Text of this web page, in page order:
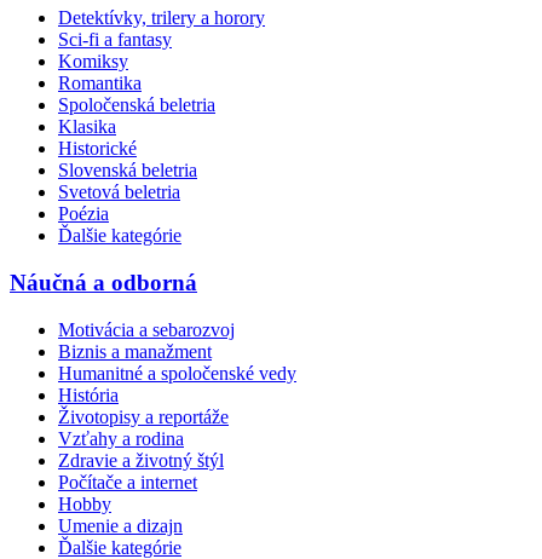
Detektívky, trilery a horory
Sci-fi a fantasy
Komiksy
Romantika
Spoločenská beletria
Klasika
Historické
Slovenská beletria
Svetová beletria
Poézia
Ďalšie kategórie
Náučná a odborná
Motivácia a sebarozvoj
Biznis a manažment
Humanitné a spoločenské vedy
História
Životopisy a reportáže
Vzťahy a rodina
Zdravie a životný štýl
Počítače a internet
Hobby
Umenie a dizajn
Ďalšie kategórie